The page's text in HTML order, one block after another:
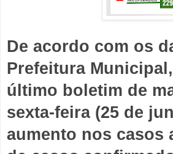
De acordo com os
Prefeitura
último boletim de
sexta-feira (25 de
aumento nos casos